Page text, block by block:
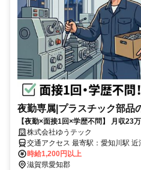
夜勤専属|プラスチック部品
【夜勤×面接1回×学歴不問】 月収23万円以上！賞与年2回！体を動かす
モクモク作業。 社員登用実績あり。完全土日休み・大型連休で私生活も
充実◎
株式会社ゆうテック
交通アクセス 最寄駅：愛知川駅 近江鉄道「愛知川駅」から車で約8分
（徒歩30分） ■マイカー通勤OK ■無料駐車場あり （ルートによる※
事前にお問い合わせください）
時給1,200円以上
滋賀県愛知郡